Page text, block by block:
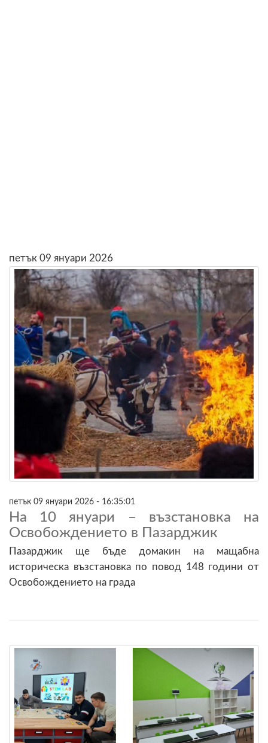
петък 09 януари 2026
петък 09 януари 2026 - 16:35:01
На 10 януари – възстановка на
Освобождението в Пазарджик
Пазарджик ще бъде домакин на мащабна
историческа възстановка по повод 148 години от
Освобождението на града